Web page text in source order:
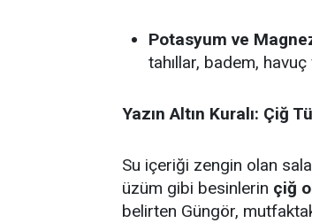
Potasyum ve
tahıllar, badem,
Yazın Altın Kuralı: Çiğ
Su içeriği zengin olan
üzüm gibi besinlerin çiğ
belirten Güngör,